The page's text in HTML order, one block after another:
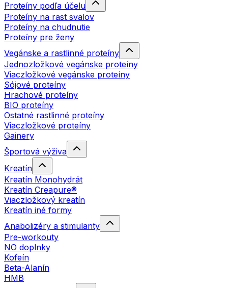
Proteíny podľa účelu
Proteíny na rast svalov
Proteíny na chudnutie
Proteíny pre ženy
Vegánske a rastlinné proteíny
Jednozložkové vegánske proteíny
Viaczložkové vegánske proteíny
Sójové proteíny
Hrachové proteíny
BIO proteíny
Ostatné rastlinné proteíny
Viaczložkové proteíny
Gainery
Športová výživa
Kreatín
Kreatín Monohydrát
Kreatín Creapure®
Viaczložkový kreatín
Kreatín iné formy
Anabolizéry a stimulanty
Pre-workouty
NO doplnky
Kofeín
Beta-Alanín
HMB